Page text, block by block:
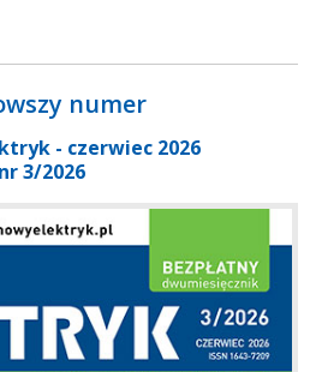
numer
- czerwiec 2026
nr 3/2026